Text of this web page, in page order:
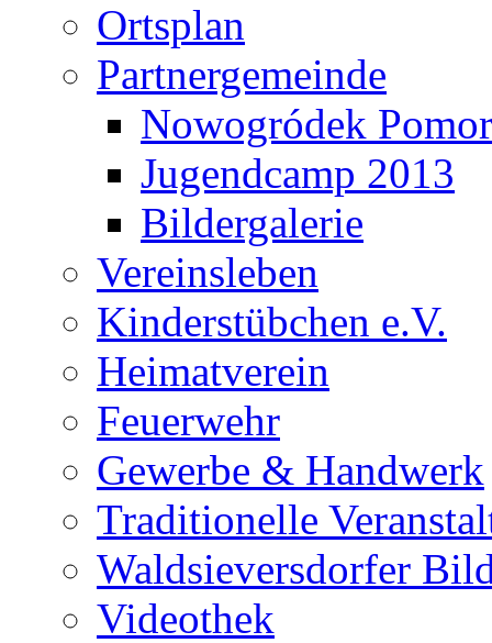
Ortsplan
Partnergemeinde
Nowogródek
Jugendcamp 2013
Bildergalerie
Vereinsleben
Kinderstübchen e.V.
Heimatverein
Feuerwehr
Gewerbe & Handwerk
Traditionelle
Waldsieversdorfer
Videothek